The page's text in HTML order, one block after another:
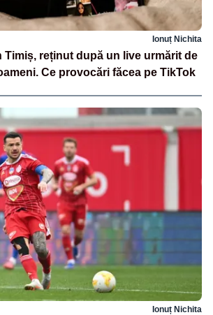
Ionuț Nichita
Timiș, reținut după un live urmărit de
Ce provocări făcea pe TikTok
Ionuț Nichita